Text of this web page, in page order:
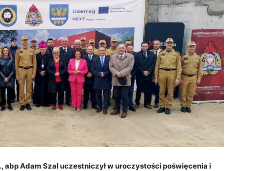
abp Adam Szal uczestniczył w uroczystości poświęcenia i